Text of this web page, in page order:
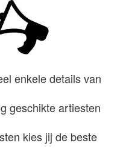
enkele details van
geschikte artiesten
kies jij de beste